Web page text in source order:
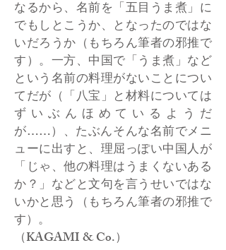
なるから、名前を「五目うま煮」に
でもしとこうか、となったのではな
いだろうか（もちろん筆者の邪推で
す）。一方、中国で「うま煮」など
という名前の料理がないことについ
てだが（「八宝」と材料については
ずいぶんほめているようだ
が……）、たぶんそんな名前でメニ
ューに出すと、理屈っぽい中国人が
「じゃ、他の料理はうまくないある
か？」などと文句を言うせいではな
いかと思う（もちろん筆者の邪推で
す）。
（KAGAMI & Co.）